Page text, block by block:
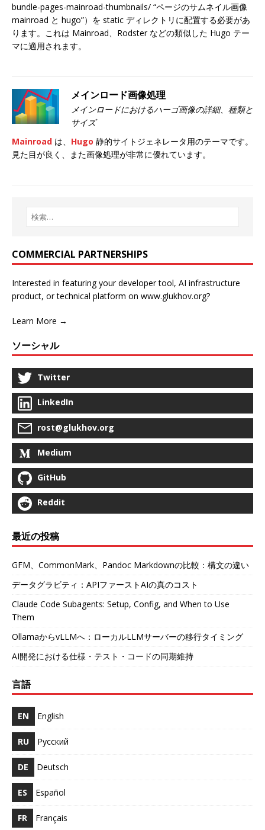
bundle-pages-mainroad-thumbnails/ “ページのサムネイル画像
mainroad と hugo”）を static ディレクトリに配置する必要があ
ります。これは Mainroad、Rodster などの類似した Hugo テー
マに適用されます。
メインロード画像処理
メインロードにおけるハーゴ画像の詳細、種類と
サイズ
Mainroad は、 Hugo 静的サイトジェネレータ用のテーマです。
見た目が良く、また画像処理が非常に優れています。
COMMERCIAL PARTNERSHIPS
Interested in featuring your developer tool, AI infrastructure
product, or technical platform on www.glukhov.org?
Learn More →
ソーシャル
Twitter
LinkedIn
rost@glukhov.org
Medium
GitHub
Reddit
最近の投稿
GFM、CommonMark、Pandoc Markdownの比較：構文の違い
データグラビティ：APIファーストAIの真のコスト
Claude Code Subagents: Setup, Config, and When to Use
Them
OllamaからvLLMへ：ローカルLLMサーバーの移行タイミング
AI開発における仕様・テスト・コードの同期維持
言語
EN English
RU Русский
DE Deutsch
ES Español
FR Français